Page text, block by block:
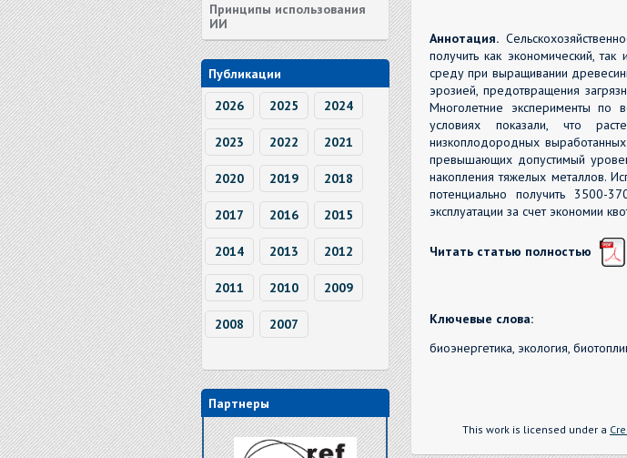
Принципы использования
ИИ
Публикации
2026
2025 2024
2023 2022 2021
2020 2019 2018
2017 2016 2015
2014 2013 2012
2011 2010 2009
2008 2007
Партнеры
Аннотация.
получить как экономический,
среду при выращивании
эрозией, предотвращения
Многолетние эксперименты по
условиях показали, что
низкоплодородных
превышающих допустимый
накопления тяжелых металлов.
потенциально получить 3500-
эксплуатации за счет экономии
Читать статью полностью
Ключевые слова:
биоэнергетика, экология,
This work is licensed under a